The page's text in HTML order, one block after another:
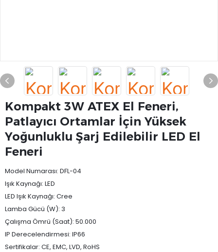
Kompakt 3W ATEX El Feneri,
Patlayıcı Ortamlar İçin Yüksek
Yoğunluklu Şarj Edilebilir LED El
Feneri
Model Numarası: DFL-04
Işık Kaynağı: LED
LED Işık Kaynağı: Cree
Lamba Gücü (W): 3
Çalışma Ömrü (Saat): 50.000
IP Derecelendirmesi: IP66
Sertifikalar: CE, EMC, LVD, RoHS